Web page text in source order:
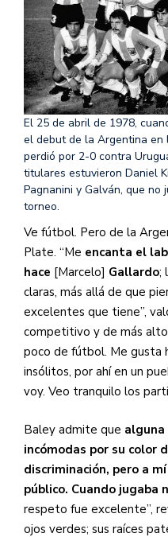
El 25 de abril de 1978,
el debut de la Argentina en
perdió por 2-0 contra
titulares estuvieron Daniel
Pagnanini y Galván, que
torneo.
Ve fútbol. Pero de la
Plate. “Me encanta el
hace [Marcelo] Gallardo;
claras, más allá de que
excelentes que tiene”,
competitivo y de más
poco de fútbol. Me gusta
insólitos, por ahí en un
voy. Veo tranquilo los
Baley admite que
incómodas por su color
discriminación, pero a
público. Cuando jugaba
respeto fue excelente”,
ojos verdes; sus raíces